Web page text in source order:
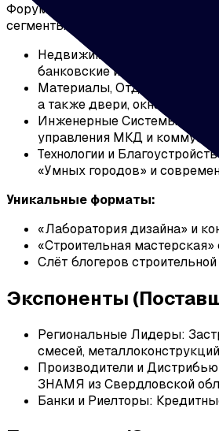
Форум «Строительство»
сегменты.
Недвижимость и
банковские и ипотечные
Материалы, Отделка и
а также двери, окна и
Инженерные Системы и ЖКХ:
управления МКД и
Технологии и
«Умных городов» и
Уникальные форматы:
«Лаборатория дизайна» и
«Строительная
Слёт блогеров
Экспоненты
Региональные Лидеры:
смесей,
Производители и
ЗНАМЯ из Свердловской
Банки и Риелторы: